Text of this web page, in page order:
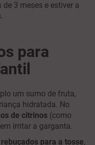
3 meses e estiver a
para
um sumo de fruta,
hidratada. No
de citrinos (como
irritar a garganta.
rebuçados para a tosse,